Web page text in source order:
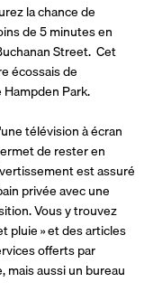
la chance de
de 5 minutes en
Street.  Cet
écossais de
Park.
télévision à écran
de rester en
est assuré
privée avec une
Vous y trouvez
pluie » et des articles
offerts par
aussi un bureau